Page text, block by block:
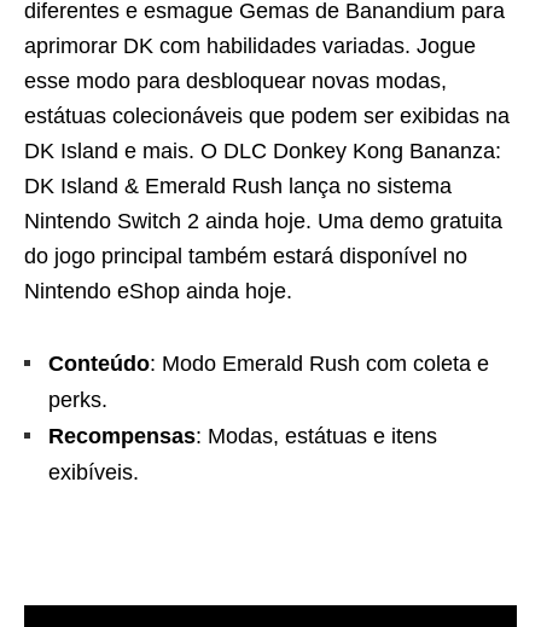
diferentes e esmague Gemas de Banandium para
aprimorar DK com habilidades variadas. Jogue
esse modo para desbloquear novas modas,
estátuas colecionáveis que podem ser exibidas na
DK Island e mais. O DLC Donkey Kong Bananza:
DK Island & Emerald Rush lança no sistema
Nintendo Switch 2 ainda hoje. Uma demo gratuita
do jogo principal também estará disponível no
Nintendo eShop ainda hoje.
Conteúdo: Modo Emerald Rush com coleta e
perks.
Recompensas: Modas, estátuas e itens
exibíveis.